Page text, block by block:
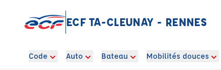
ECF TA-CLEUNAY - RENNES
Code Auto Bateau Mobilités douces